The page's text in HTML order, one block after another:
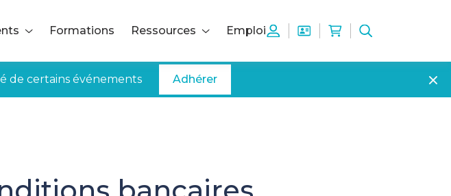
Formations Ressources Emploi
de certains événements Adhérer